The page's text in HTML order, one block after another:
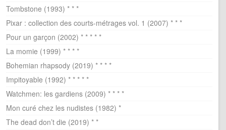
Tombstone (1993) * * *
Pixar : collection des courts-métrages vol. 1 (2007) * * *
Pour un garçon (2002) * * * * *
La momie (1999) * * * *
Bohemian rhapsody (2019) * * * *
Impitoyable (1992) * * * * *
Watchmen: les gardiens (2009) * * * *
Mon curé chez les nudistes (1982) *
The dead don’t die (2019) * *